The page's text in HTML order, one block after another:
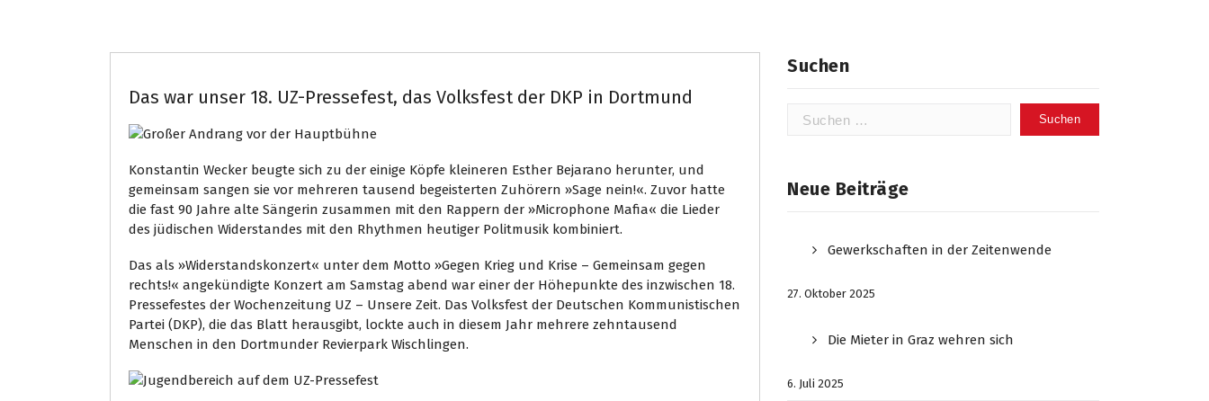
Das war unser 18. UZ-Pressefest, das Volksfest der DKP in Dortmund
Konstantin Wecker beugte sich zu der einige Köpfe kleineren Esther Bejarano herunter, und
gemeinsam sangen sie vor mehreren tausend begeisterten Zuhörern »Sage nein!«. Zuvor hatte
die fast 90 Jahre alte Sängerin zusammen mit den Rappern der »Microphone Mafia« die Lieder
des jüdischen Widerstandes mit den Rhythmen heutiger Politmusik kombiniert.
Das als »Widerstandskonzert« unter dem Motto »Gegen Krieg und Krise – Gemeinsam gegen
rechts!« angekündigte Konzert am Samstag abend war einer der Höhepunkte des inzwischen 18.
Pressefestes der Wochenzeitung UZ – Unsere Zeit. Das Volksfest der Deutschen Kommunistischen
Partei (DKP), die das Blatt herausgibt, lockte auch in diesem Jahr mehrere zehntausend
Menschen in den Dortmunder Revierpark Wischlingen.
Suchen
Suchen
Neue Beiträge
Gewerkschaften in der Zeitenwende
27. Oktober 2025
Die Mieter in Graz wehren sich
6. Juli 2025